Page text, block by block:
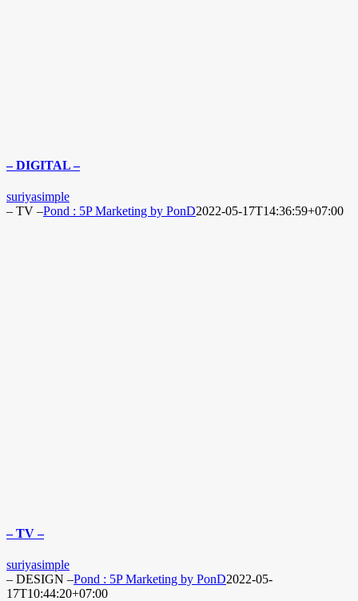
– DIGITAL –
suriyasimple
– TV –Pond : 5P Marketing by PonD2022-05-17T14:36:59+07:00
– TV –
suriyasimple
– DESIGN –Pond : 5P Marketing by PonD2022-05-
17T10:44:20+07:00